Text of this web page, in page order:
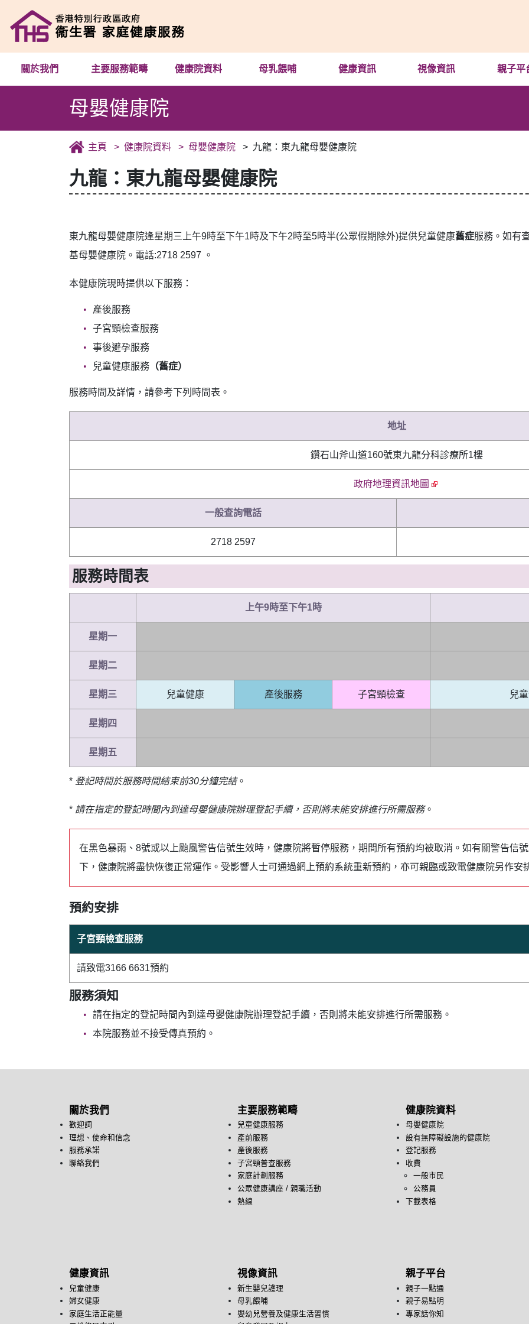
關於我們 主要服務範疇 健康院資料 母乳餵哺 健康資訊 視像資訊 親子平
母嬰健康院
主頁 健康院資料 母嬰健康院 九龍：東九龍母嬰健康院
九龍：東九龍母嬰健康院
東九龍母嬰健康院逢星期三上午9時至下午1時及下午2時至5時半(公眾假期除外)提供兒童健康舊症服務。如有
基母嬰健康院。電話:2718 2597 。
本健康院現時提供以下服務：
產後服務
子宮頸檢查服務
事後避孕服務
兒童健康服務 （舊症）
服務時間及詳情，請參考下列時間表。
地址
鑽石山斧山道160號東九龍分科診療所1樓
政府地理資訊地圖
一般查詢電話
2718 2597
服務時間表
上午9時至下午1時
星期一
星期二
星期三 兒童健康 產後服務 子宮頸檢查 兒
星期四
星期五
* 登記時間於服務時間結束前30分鐘完結。
* 請在指定的登記時間內到達母嬰健康院辦理登記手續，否則將未能安排進行所需服務。
在黑色暴雨、8號或以上颱風警告信號生效時，健康院將暫停服務，期間所有預約均被取消。如有關警告信
下，健康院將盡快恢復正常運作。受影響人士可通過網上預約系統重新預約，亦可親臨或致電健康院另作安
預約安排
子宮頸檢查服務
請致電3166 6631預約
服務須知
請在指定的登記時間內到達母嬰健康院辦理登記手續，否則將未能安排進行所需服務。
本院服務並不接受傳真預約。
關於我們
歡迎詞
理想、使命和信念
服務承諾
聯絡我們
主要服務範疇
兒童健康服務
產前服務
產後服務
子宮頸普查服務
家庭計劃服務
公眾健康講座 / 親職活動
熱線
健康院資料
母嬰健康院
設有無障礙設施的健康院
登記服務
收費
一般市民
公務員
下載表格
健康資訊
兒童健康
婦女健康
家庭生活正能量
視像資訊
新生嬰兒護理
母乳餵哺
嬰幼兒營養及健康生活習慣
親子平台
親子一點通
親子易點明
專家話你知